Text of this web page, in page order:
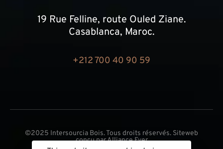
19 Rue Felline, route Ouled Ziane.
Casablanca, Maroc.
+212 700 40 90 59
©2025 Intersourcia Bois. Tous droits réservés. Siteweb
conçu parAlliance Ever